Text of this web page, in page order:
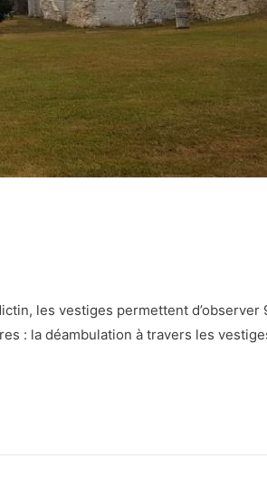
les vestiges permettent d’observer
: la déambulation à travers les